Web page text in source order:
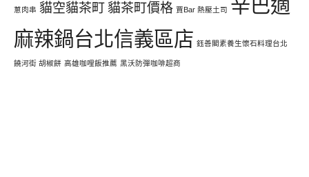
蔥肉串 貓空貓茶町貓茶町價格 賈Bar 熱壓土司 辛巴適
麻辣鍋台北信義區店 鈺善閣素養生懷石料理台北
饒河街 胡椒餅 高雄咖哩飯推薦 黑沃防彈咖啡超商